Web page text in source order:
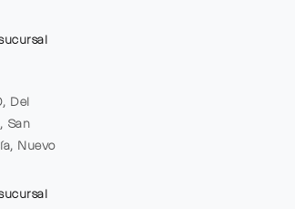
Del
San
Nuevo